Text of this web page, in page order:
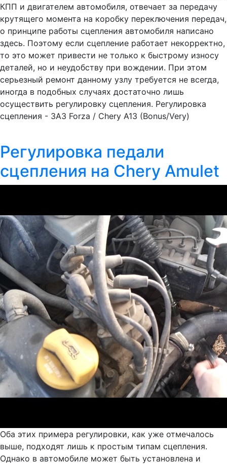
КПП и двигателем автомобиля, отвечает за передачу
крутящего момента на коробку переключения передач,
о принципе работы сцепления автомобиля написано
здесь. Поэтому если сцепление работает некорректно,
то это может привести не только к быстрому износу
деталей, но и неудобству при вождении. При этом
серьезный ремонт данному узлу требуется не всегда,
иногда в подобных случаях достаточно лишь
осуществить регулировку сцепления. Регулировка
сцепления - ЗАЗ Forza / Chery A13 (Bonus/Very)
Регулировка педали
сцепления на Chery Amulet
Оба этих примера регулировки, как уже отмечалось
выше, подходят лишь к простым типам сцепления.
Однако в автомобиле может быть установлена и